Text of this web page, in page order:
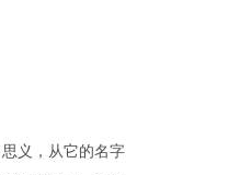
义，从它的名字